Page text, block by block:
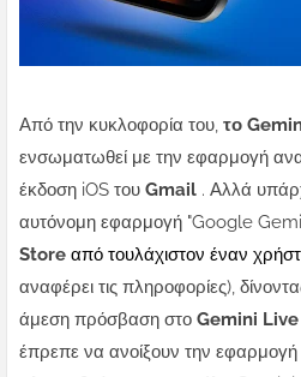
Από την κυκλοφορία του, το
ενσωματωθεί με την εφαρμογή
έκδοση iOS του Gmail . Αλλά
αυτόνομη εφαρμογή "Google
Store από τουλάχιστον έναν
αναφέρει τις πληροφορίες),
άμεση πρόσβαση στο Gemini Live
έπρεπε να ανοίξουν την